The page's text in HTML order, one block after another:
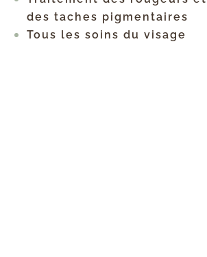
des taches pigmentaires
Tous les soins du visage